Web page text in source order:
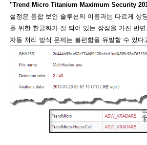
"Trend Micro Titanium Maximum Security
설정은 통합 보안 솔루션의 이름과는 다르게 상
을 위한 한글화가 잘 되어 있는 장점을 가진 반
자동 처리 방식 문제는 불편함을 유발할 수 있다